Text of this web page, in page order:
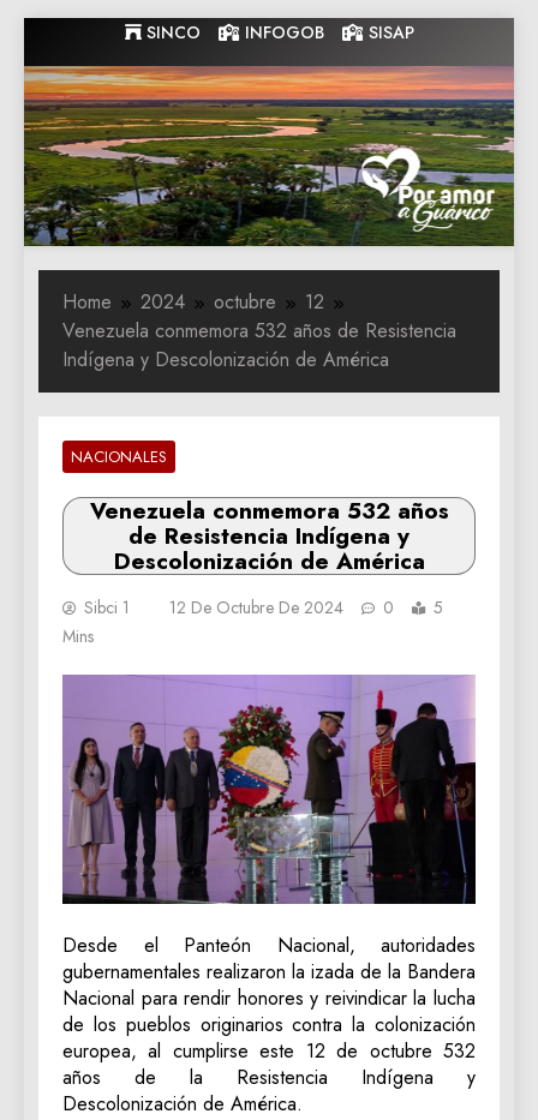
to
content
SINCO INFOGOB SISAP
Gobernacion
de Guarico
Gobernacion de Guarico
Home 2024 octubre
12
Venezuela conmemora 532 años de Resistencia
Indígena y Descolonización de América
NACIONALES
Venezuela conmemora 532 años
de Resistencia Indígena y
Descolonización de América
Sibci 1 12 De Octubre De 2024 0
5
Mins
Desde el Panteón Nacional, autoridades
gubernamentales realizaron la izada de la Bandera
Nacional para rendir honores y reivindicar la lucha
de los pueblos originarios contra la colonización
europea, al cumplirse este 12 de octubre 532
años de la Resistencia Indígena y
Descolonización de América.